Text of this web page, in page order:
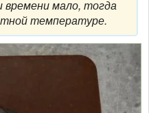
времени мало, тогда
температуре.